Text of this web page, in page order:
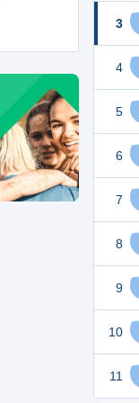
3
4
5
6
7
8
9
10
11